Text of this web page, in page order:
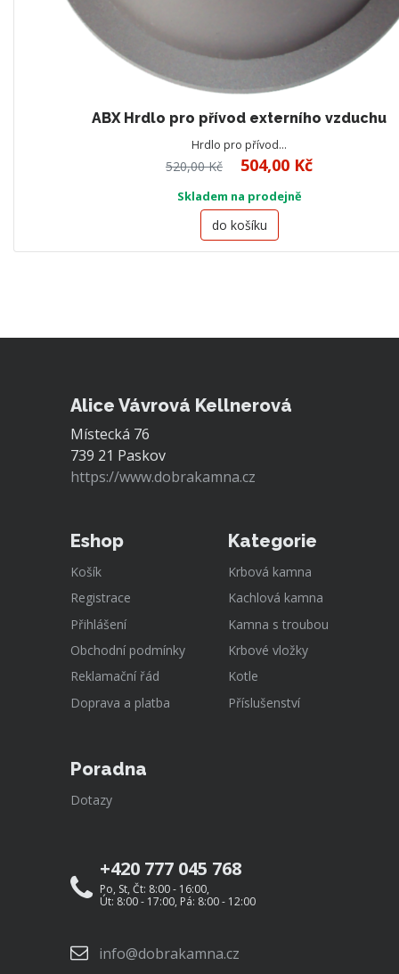
ABX Hrdlo pro přívod externího vzduchu
Hrdlo pro přívod…
520,00 Kč 504,00 Kč
Skladem na prodejně
do košíku
Alice Vávrová Kellnerová
Místecká 76
739 21 Paskov
https://www.dobrakamna.cz
Eshop
Košík
Registrace
Přihlášení
Obchodní podmínky
Reklamační řád
Doprava a platba
Kategorie
Krbová kamna
Kachlová kamna
Kamna s troubou
Krbové vložky
Kotle
Příslušenství
Poradna
Dotazy
+420 777 045 768
Po, St, Čt: 8:00 - 16:00,
Út: 8:00 - 17:00, Pá: 8:00 - 12:00
info@dobrakamna.cz